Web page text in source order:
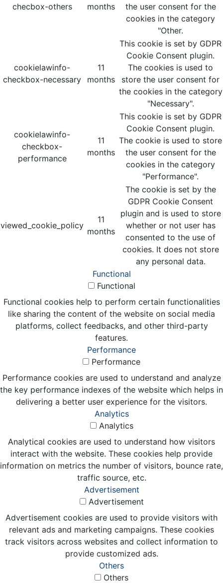
checbox-others
months
the user consent for the
cookies in the category
"Other.
cookielawinfo-
checkbox-necessary
11
months
This cookie is set by GDPR
Cookie Consent plugin.
The cookies is used to
store the user consent for
the cookies in the category
"Necessary".
cookielawinfo-
checkbox-
performance
11
months
This cookie is set by GDPR
Cookie Consent plugin.
The cookie is used to store
the user consent for the
cookies in the category
"Performance".
viewed_cookie_policy
11
months
The cookie is set by the
GDPR Cookie Consent
plugin and is used to store
whether or not user has
consented to the use of
cookies. It does not store
any personal data.
Functional
Functional
Functional cookies help to perform certain functionalities
like sharing the content of the website on social media
platforms, collect feedbacks, and other third-party
features.
Performance
Performance
Performance cookies are used to understand and analyze
the key performance indexes of the website which helps in
delivering a better user experience for the visitors.
Analytics
Analytics
Analytical cookies are used to understand how visitors
interact with the website. These cookies help provide
information on metrics the number of visitors, bounce rate,
traffic source, etc.
Advertisement
Advertisement
Advertisement cookies are used to provide visitors with
relevant ads and marketing campaigns. These cookies
track visitors across websites and collect information to
provide customized ads.
Others
Others